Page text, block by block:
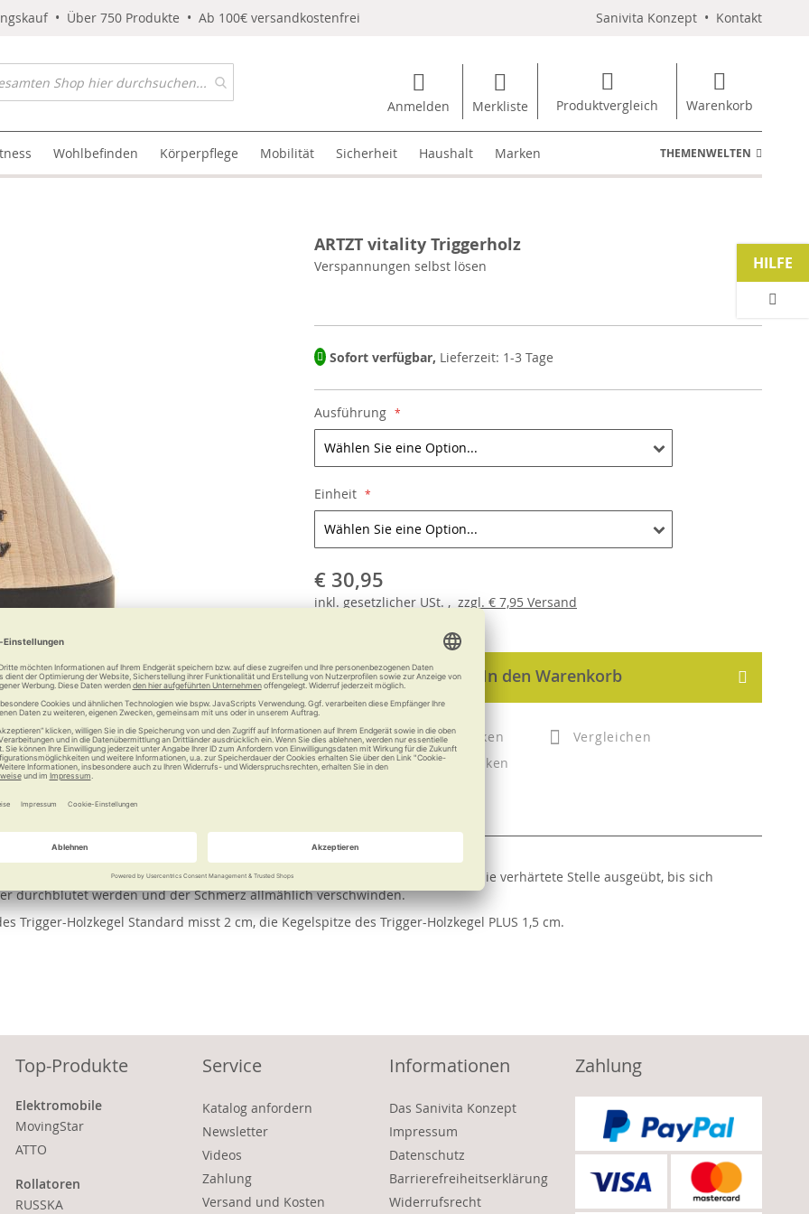
• Über 750 Produkte • Ab 100€ versandkostenfrei Sanivita Konzept • Kontakt
Anmelden Merkliste Produktvergleich Warenkorb
Wohlbefinden Körperpflege Mobilität Sicherheit Haushalt Marken THEMENWELTEN
ARTZT vitality Triggerholz
Verspannungen selbst lösen
Sofort verfügbar, Lieferzeit: 1-3 Tage
Ausführung
Einheit
€ 30,95
inkl. gesetzlicher USt. , zzgl. € 7,95 Versand
In den Warenkorb
Merken
Vergleichen
Drucken
selbst behandeln. Dabei wird mit dem Triggerholz gezielter Druck auf die verhärtete Stelle ausgeübt, bis sich
durchblutet werden und der Schmerz allmählich verschwinden.
Trigger-Holzkegel Standard misst 2 cm, die Kegelspitze des Trigger-Holzkegel PLUS 1,5 cm.
HILFE
Top-Produkte
Elektromobile
MovingStar
ATTO
Rollatoren
RUSSKA
Service
Katalog anfordern
Newsletter
Videos
Zahlung
Versand und Kosten
Informationen
Das Sanivita Konzept
Impressum
Datenschutz
Barrierefreiheitserklärung
Widerrufsrecht
Zahlung